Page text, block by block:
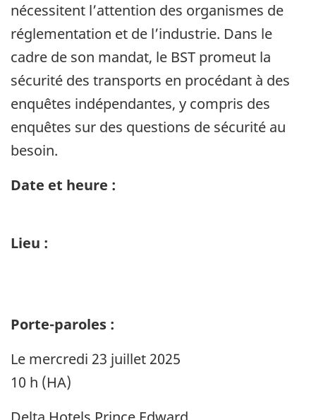
nécessitent l’attention des organismes de
réglementation et de l’industrie. Dans le
cadre de son mandat, le BST promeut la
sécurité des transports en procédant à des
enquêtes indépendantes, y compris des
enquêtes sur des questions de sécurité au
besoin.
Date et heure :
Lieu :
Porte-paroles :
Le mercredi 23 juillet 2025
10 h (HA)